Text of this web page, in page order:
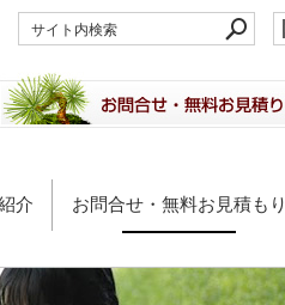
介 お問合せ・無料お見積もり